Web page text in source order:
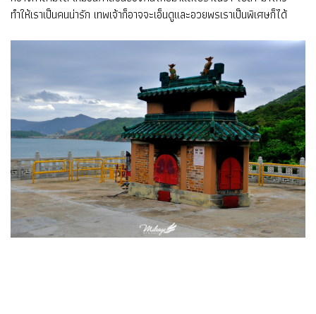
ทำให้เราเป็นคนน่ารัก เทพเจ้าก็อาจจะเอ็นดูและอวยพรเราเป็นพิเศษก็ได้